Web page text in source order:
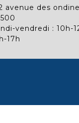
avenue des
vendredi : 10h-
17h